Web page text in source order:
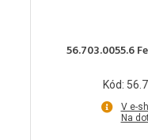
56.703.0055.6
Kód:
V e-
Na